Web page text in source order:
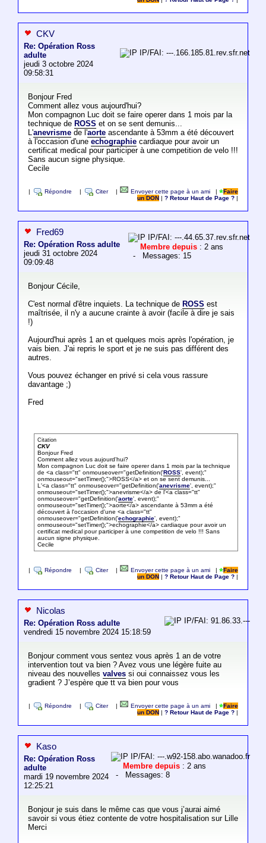
CKV
Re: Opération Ross
adulte
jeudi 3 octobre 2024
09:58:31
IP/FAI: ---.166.185.81.rev.sfr.net
Bonjour Fred
Comment allez vous aujourd'hui?
Mon compagnon Luc doit se faire operer dans 1 mois par la
technique de ROSS et on se sent demunis...
L'anevrismede l'aorteascendante à 53mm a été découvert
à l'occasion d'une echographiecardiaque pour avoir un
certificat medical pour participer à une competition de velo !!!
Sans aucun signe physique.
Cecile
Répondre Citer Envoyer cette page à un ami |
Faire
un DON
|? Retour Haut de Page ?
Fred69
Re: Opération Ross adulte
jeudi 31 octobre 2024
09:09:48
IP/FAI: ---.44.65.37.rev.sfr.net
Membre depuis : 2 ans
- Messages: 15
Bonjour Cécile,
C'est normal d'être inquiets. La technique de ROSS est
maîtrisée, il n'y a aucune crainte à avoir (facile à dire je sais
!)
Aujourd'hui après 1 an et quelques mois après l'opération, je
vais bien. J'ai repris le sport et je ne suis pas différent des
autres.
Vous pouvez échanger en privé si cela vous rassure
davantage ;)
Fred
Citation
CKV
Bonjour Fred
Comment allez vous aujourd'hui?
Mon compagnon Luc doit se faire operer dans 1 mois par la technique
de <a class="tt" onmouseover="getDefinition('ROSS', event);"
onmouseout="setTimer();">ROSS</a> et on se sent demunis...
L'<a class="tt" onmouseover="getDefinition('anevrisme', event);"
onmouseout="setTimer();">anevrisme</a> de l'<a class="tt"
onmouseover="getDefinition('aorte', event);"
onmouseout="setTimer();">aorte</a> ascendante à 53mm a été
découvert à l'occasion d'une <a class="tt"
onmouseover="getDefinition('echographie', event);"
onmouseout="setTimer();">echographie</a> cardiaque pour avoir un
certificat medical pour participer à une competition de velo !!! Sans
aucun signe physique.
Cecile
Répondre Citer Envoyer cette page à un ami |
Faire
un DON
|? Retour Haut de Page ?
Nicolas
Re: Opération Ross adulte
vendredi 15 novembre 2024 15:18:59
IP/FAI: 91.86.33.---
Bonjour comment vous sentez vous après 1 an de votre
intervention tout va bien ? Avez vous une légère fuite au
niveau des nouvelles valvessi oui connaissez vous les
gradient ? J’espère que tt va bien pour vous
Répondre Citer Envoyer cette page à un ami |
Faire
un DON
|? Retour Haut de Page ?
Kaso
Re: Opération Ross
adulte
mardi 19 novembre 2024
12:25:21
IP/FAI: ---.w92-158.abo.wanadoo.fr
Membre depuis : 2 ans
- Messages: 8
Bonjour je suis dans le même cas que vous j’aurai aimé
savoir si vous étiez contente de votre hospitalisation sur Lille
Merci